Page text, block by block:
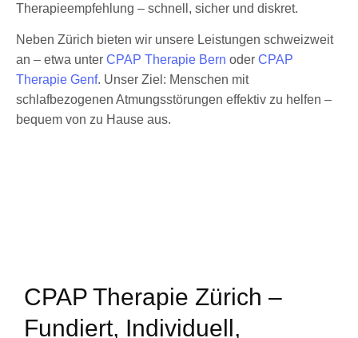
Therapieempfehlung – schnell, sicher und diskret.
Neben Zürich bieten wir unsere Leistungen schweizweit
an – etwa unter CPAP Therapie Bern oder CPAP
Therapie Genf. Unser Ziel: Menschen mit
schlafbezogenen Atmungsstörungen effektiv zu helfen –
bequem von zu Hause aus.
CPAP Therapie Zürich –
Fundiert, Individuell,